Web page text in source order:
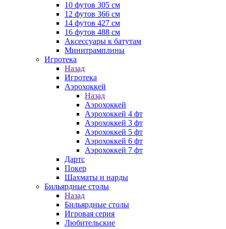
10 футов 305 см
12 футов 366 см
14 футов 427 см
16 футов 488 см
Аксессуары к батутам
Минитрамплины
Игротека
Назад
Игротека
Аэрохоккей
Назад
Аэрохоккей
Аэрохоккей 4 фт
Аэрохоккей 3 фт
Аэрохоккей 5 фт
Аэрохоккей 6 фт
Аэрохоккей 7 фт
Дартс
Покер
Шахматы и нарды
Бильярдные столы
Назад
Бильярдные столы
Игровая серия
Любительские